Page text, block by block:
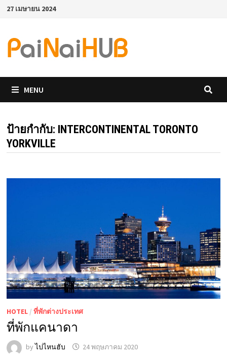
Skip27 เมษายน 2024
MENU
ป้ายกำกับ: INTERCONTINENTAL TORONTO
YORKVILLE
HOTEL/ ที่พักต่างประเทศ
ที่พักแคนาดา
byไปไหนฮับ 24 พฤษภาคม 2020